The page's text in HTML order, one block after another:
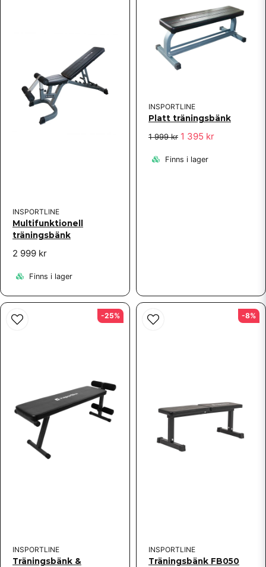
Mycket för pengarna
INSPORTLINE
Multifunktionell
träningsbänk
2 999 kr
Finns i lager
INSPORTLINE
Platt träningsbänk
1 999 kr 1 395 kr
Finns i lager
INSPORTLINE
Träningsbänk &
-25%
INSPORTLINE
Träningsbänk FB050
-8%